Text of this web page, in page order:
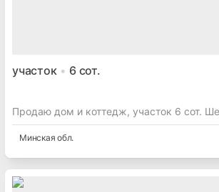
участок 6сот.
Продаю дом и коттедж, участок 6 сот.
Минская обл.